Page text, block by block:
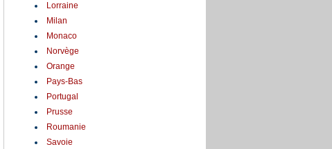
Lorraine
Milan
Monaco
Norvège
Orange
Pays-Bas
Portugal
Prusse
Roumanie
Savoie